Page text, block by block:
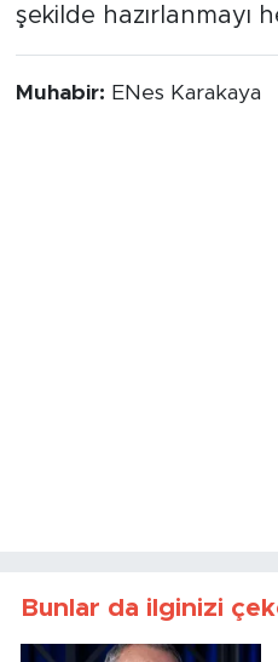
şekilde hazırlanmayı
Muhabir: ENes Karakaya
Bunlar da ilginizi